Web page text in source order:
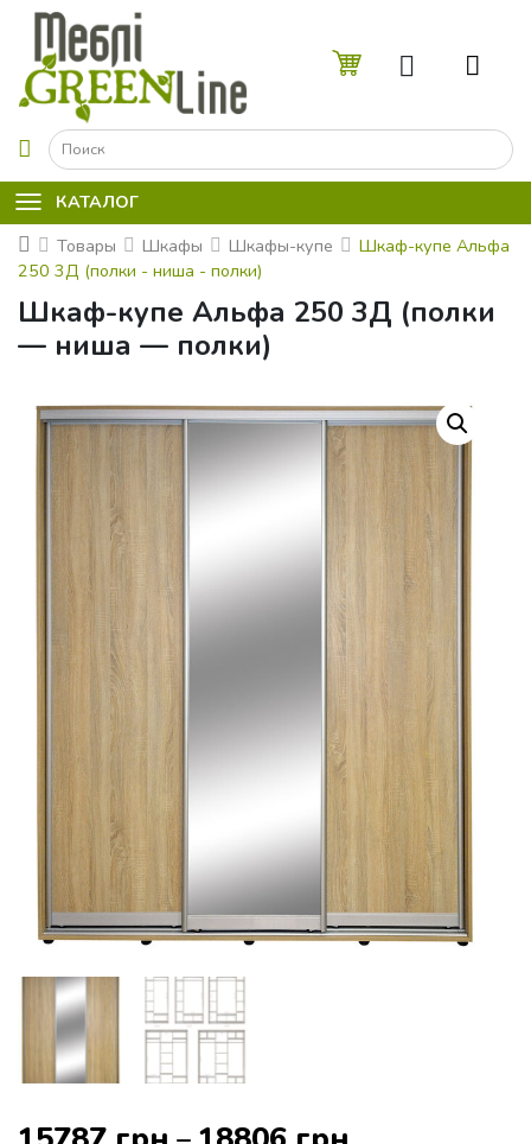
☰
КАТАЛОГ
Товары
Шкафы Шкафы-купе
Шкаф-купе Альфа
250 3Д (полки - ниша - полки)
Шкаф-купе Альфа 250 3Д (полки
— ниша — полки)